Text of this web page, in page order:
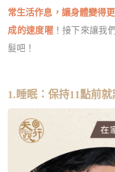
常生活作息，讓身體變得
成的速度喔！接下來讓我
髮吧！
1.睡眠：保持11點前